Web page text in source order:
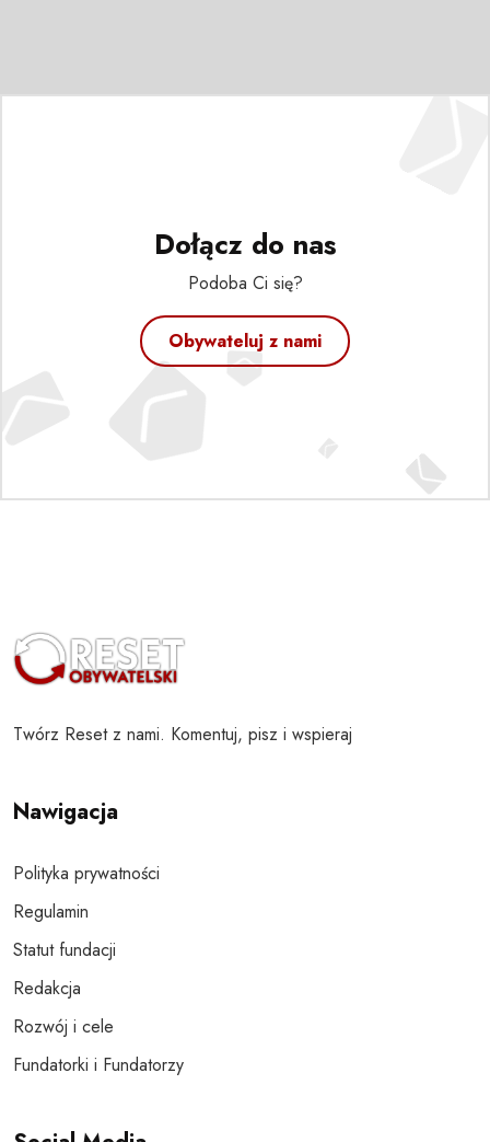
Dołącz do nas
Podoba Ci się?
Obywateluj z nami
Twórz Reset z nami. Komentuj, pisz i wspieraj
Nawigacja
Polityka prywatności
Regulamin
Statut fundacji
Redakcja
Rozwój i cele
Fundatorki i Fundatorzy